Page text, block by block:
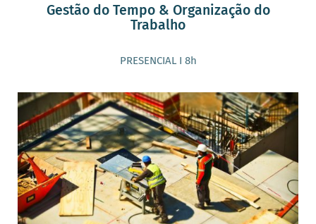
Gestão do Tempo & Organização do
Trabalho
PRESENCIAL I 8h